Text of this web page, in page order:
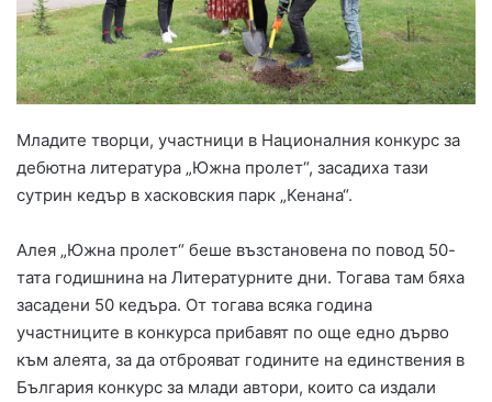
Младите творци, участници в Националния конкурс за
дебютна литература „Южна пролет“, засадиха тази
сутрин кедър в хасковския парк „Кенана“.
Алея „Южна пролет“ беше възстановена по повод 50-
тата годишнина на Литературните дни. Тогава там бяха
засадени 50 кедъра. От тогава всяка година
участниците в конкурса прибавят по още едно дърво
към алеята, за да отброяват годините на единствения в
България конкурс за млади автори, които са издали